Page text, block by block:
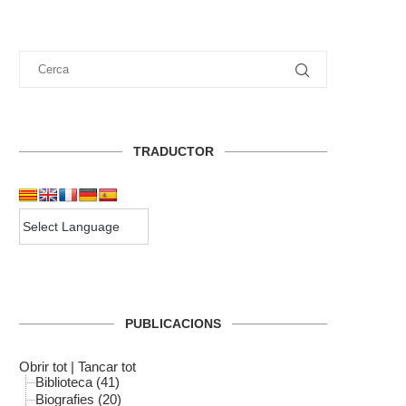
TRADUCTOR
PUBLICACIONS
Obrir tot | Tancar tot
Biblioteca (41)
Biografies (20)